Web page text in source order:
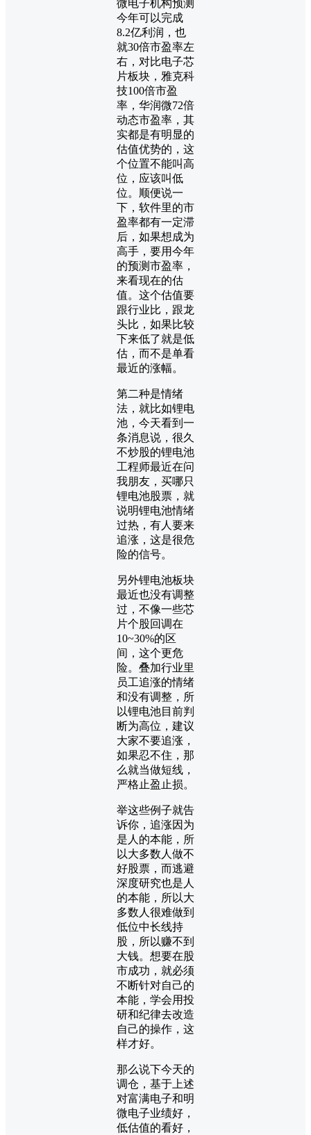
微电子机构预测
今年可以完成
8.2亿利润，也
就30倍市盈率左
右，对比电子芯
片板块，雅克科
技100倍市盈
率，华润微72倍
动态市盈率，其
实都是有明显的
估值优势的，这
个位置不能叫高
位，应该叫低
位。顺便说一
下，软件里的市
盈率都有一定滞
后，如果想成为
高手，要用今年
的预测市盈率，
来看现在的估
值。这个估值要
跟行业比，跟龙
头比，如果比较
下来低了就是低
估，而不是单看
最近的涨幅。
第二种是情绪
法，就比如锂电
池，今天看到一
条消息说，很久
不炒股的锂电池
工程师最近在问
我朋友，买哪只
锂电池股票，就
说明锂电池情绪
过热，有人要来
追涨，这是很危
险的信号。
另外锂电池板块
最近也没有调整
过，不像一些芯
片个股回调在
10~30%的区
间，这个更危
险。叠加行业里
员工追涨的情绪
和没有调整，所
以锂电池目前判
断为高位，建议
大家不要追涨，
如果忍不住，那
么就当做短线，
严格止盈止损。
举这些例子就告
诉你，追涨因为
是人的本能，所
以大多数人做不
好股票，而逃避
深度研究也是人
的本能，所以大
多数人很难做到
低位中长线持
股，所以赚不到
大钱。想要在股
市成功，就必须
不断针对自己的
本能，学会用投
研和纪律去改造
自己的操作，这
样才好。
那么说下今天的
调仓，基于上述
对富满电子和明
微电子业绩好，
低估值的看好，